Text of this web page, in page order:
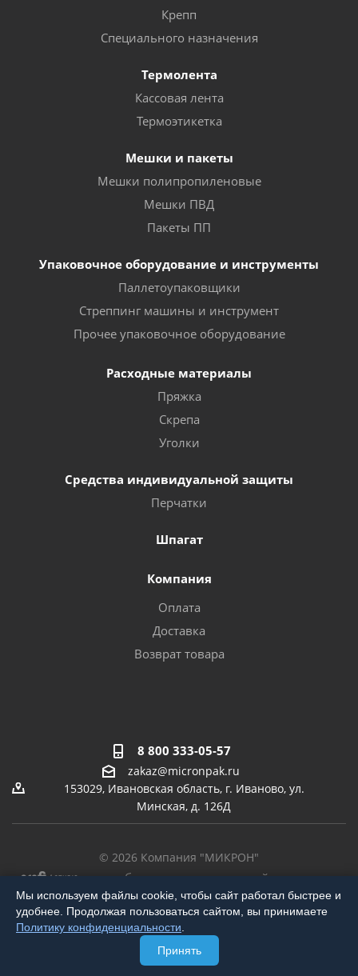
Крепп
Специального назначения
Термолента
Кассовая лента
Термоэтикетка
Мешки и пакеты
Мешки полипропиленовые
Мешки ПВД
Пакеты ПП
Упаковочное оборудование и инструменты
Паллетоупаковщики
Стреппинг машины и инструмент
Прочее упаковочное оборудование
Расходные материалы
Пряжка
Скрепа
Уголки
Средства индивидуальной защиты
Перчатки
Шпагат
Компания
Оплата
Доставка
Возврат товара
8 800 333-05-57
zakaz@micronpak.ru
153029, Ивановская область, г. Иваново, ул.
Минская, д. 126Д
© 2026 Компания "МИКРОН"
разработка, продвижение сайта,
Мы используем файлы cookie, чтобы сайт работал быстрее и
удобнее. Продолжая пользоваться сайтом, вы принимаете
Политику конфиденциальности
Принять